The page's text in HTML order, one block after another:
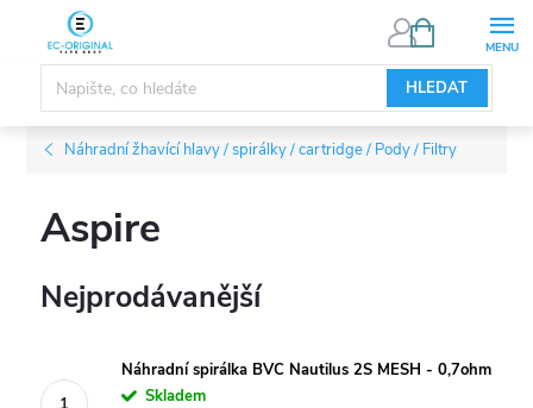
obsah
HLEDAT
NÁKUPNÍ
Náhradní žhavící hlavy / spirálky / cartridge / Pody / Filtry
Aspire
Nejprodávanější
Náhradní spirálka BVC Nautilus 2S MESH - 0,7ohm
Skladem